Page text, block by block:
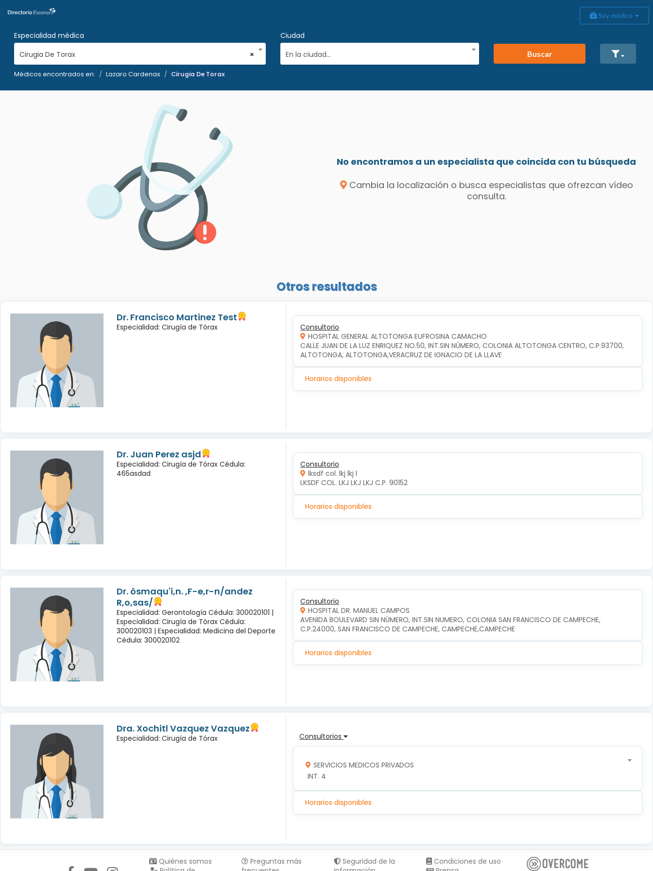
Soy médico
Especialidad médica
×
Cirugia De Torax
Ciudad
En la ciudad...
Buscar
Médicos encontrados en: Lazaro Cardenas Cirugia De Torax
No encontramos a un especialista que coincida con tu búsqueda
Cambia la localización o busca especialistas que ofrezcan vídeo
consulta.
Otros resultados
Dr. Francisco Martinez Test
Especialidad: Cirugía de Tórax
Consultorio
HOSPITAL GENERAL ALTOTONGA EUFROSINA CAMACHO
CALLE JUAN DE LA LUZ ENRIQUEZ NO.50, INT.SIN NÚMERO, COLONIA ALTOTONGA CENTRO, C.P.93700,
ALTOTONGA, ALTOTONGA,VERACRUZ DE IGNACIO DE LA LLAVE
Horarios disponibles
Dr. Juan Perez asjd
Especialidad: Cirugía de Tórax Cédula:
465asdad
Consultorio
lksdf col. lkj lkj l
LKSDF COL. LKJ LKJ LKJ C.P. 90152
Horarios disponibles
Dr. ösmaqu'i,n. ,F-e,r-n/andez
R,o,sas/
Especialidad: Gerontología Cédula: 300020101 |
Especialidad: Cirugía de Tórax Cédula:
300020103 | Especialidad: Medicina del Deporte
Cédula: 300020102
Consultorio
HOSPITAL DR. MANUEL CAMPOS
AVENIDA BOULEVARD SIN NÚMERO, INT.SIN NUMERO, COLONIA SAN FRANCISCO DE CAMPECHE,
C.P.24000, SAN FRANCISCO DE CAMPECHE, CAMPECHE,CAMPECHE
Horarios disponibles
Dra. Xochitl Vazquez Vazquez
Especialidad: Cirugía de Tórax Consultorios
SERVICIOS MEDICOS PRIVADOS
INT. 4
Horarios disponibles
Quiénes somos
Preguntas más
Seguridad de la
Condiciones de uso